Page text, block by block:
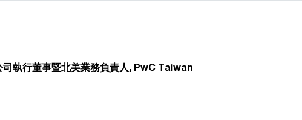
司執行董事暨北美業務負責人, PwC Taiwan